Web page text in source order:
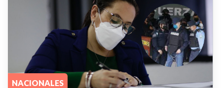
NACIONALES